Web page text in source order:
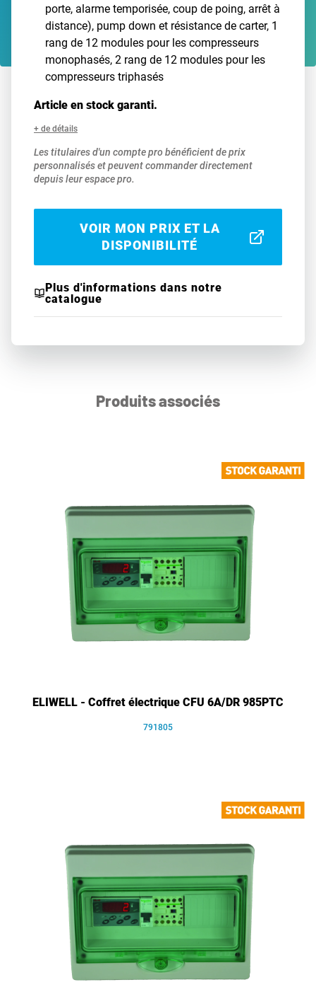
porte, alarme temporisée, coup de poing, arrêt à
distance), pump down et résistance de carter, 1
rang de 12 modules pour les compresseurs
monophasés, 2 rang de 12 modules pour les
compresseurs triphasés
Article en stock garanti.
+ de détails
Les titulaires d'un compte pro bénéficient de prix
personnalisés et peuvent commander directement
depuis leur espace pro.
VOIR MON PRIX ET LA
DISPONIBILITÉ
Plus d'informations dans notre
catalogue
Produits associés
ELIWELL - Coffret électrique CFU 6A/DR 985PTC
791805